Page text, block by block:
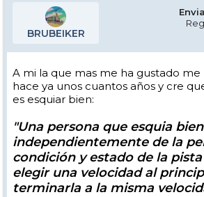
BRUBEIKER
A mi la que mas me ha gustado me
hace ya unos cuantos años y cre
es esquiar bien:
"Una persona que esquia
independientemente de la
condición y estado de la pista
elegir una velocidad al
terminarla a la misma